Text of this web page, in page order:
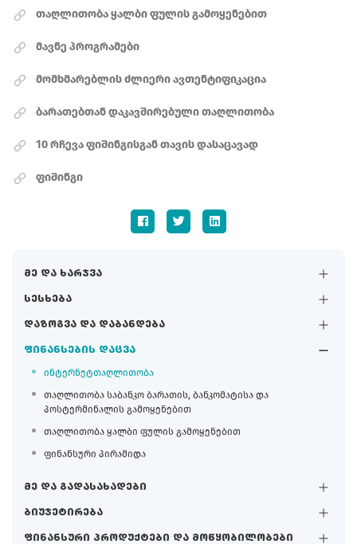
მე და ხარჯვა
სესხება
დაზოგვა და დაბანდება
ფინანსების დაცვა
ინტერნეტთაღლითობა
თაღლითობა საბანკო ბარათის, ბანკომატისა და
პოსტერმინალის გამოყენებით
თაღლითობა ყალბი ფულის გამოყენებით
ფინანსური პირამიდა
მე და გადასახადები
ბიუჯეტირება
ფინანსური პროდუქტები და მოწყობილობები
თაღლითობა ყალბი ფულის გამოყენებით
მავნე პროგრამები
მომხმარებლის ძლიერი ავთენტიფიკაცია
ბარათებთან დაკავშირებული თაღლითობა
10 რჩევა ფიშინგისგან თავის დასაცავად
ფიშინგი